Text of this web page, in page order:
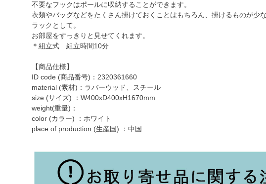
不要なフックはポールに収納することができます。
衣類やバッグなどをたくさん掛けておくことはもちろん、掛けるものが少
ラックとして。
お部屋をすっきりと見せてくれます。
＊組立式 組立時間10分
【商品仕様】
ID code (商品番号)：2320361660
material (素材)：ラバーウッド、スチール
size (サイズ) ：W400xD400xH1670mm
weight(重量)：
color (カラー) ：ホワイト
place of production (生産国) ：中国